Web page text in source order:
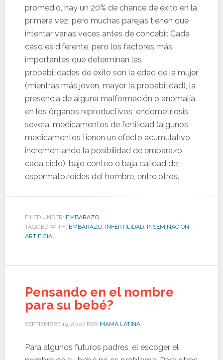
promedio, hay un 20% de chance de éxito en la
primera vez, pero muchas parejas tienen que
intentar varias veces antes de concebir. Cada
caso es diferente, pero los factores más
importantes que determinan las
probabilidades de éxito son la edad de la mujer
(mientras más joven, mayor la probabilidad), la
presencia de alguna malformación o anomalía
en los órganos reproductivos, endometriosis
severa, medicamentos de fertilidad (algunos
medicamentos tienen un efecto acumulativo,
incrementando la posibilidad de embarazo
cada ciclo), bajo conteo o baja calidad de
espermatozoides del hombre, entre otros.
FILED UNDER: EMBARAZO
TAGGED WITH: EMBARAZO, INFERTILIDAD, INSEMINACIÓN
ARTIFICIAL
Pensando en el nombre
para su bebé?
SEPTIEMBRE 19, 2007POR MAMÁ LATINA
Para algunos futuros padres, el escoger el